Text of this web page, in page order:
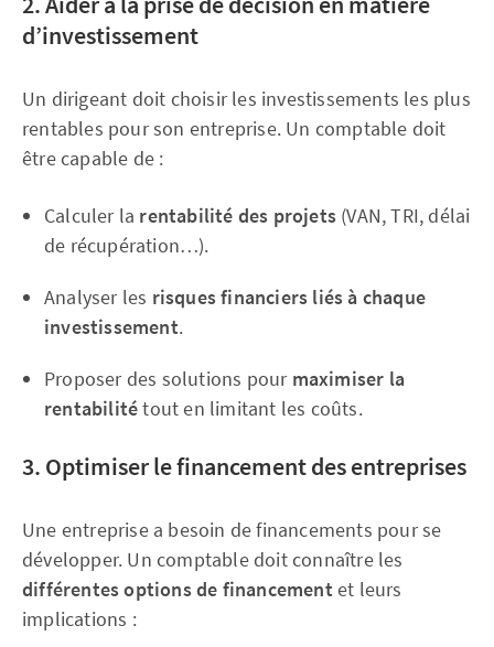
d’investissement
Un dirigeant doit choisir les investissements les plus
rentables pour son entreprise. Un comptable doit
être capable de :
Calculer la rentabilité des projets (VAN, TRI, délai
de récupération…).
Analyser les risques financiers liés à chaque
investissement.
Proposer des solutions pour maximiser la
rentabilitétout en limitant les coûts.
3. Optimiser le financement des entreprises
Une entreprise a besoin de financements pour se
développer. Un comptable doit connaître les
différentes options de financement et leurs
implications :